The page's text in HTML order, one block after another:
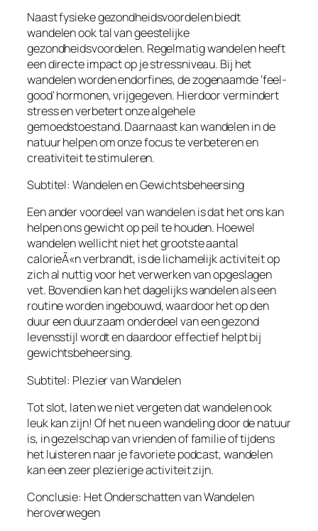
Naast fysieke gezondheidsvoordelen biedt
wandelen ook tal van geestelijke
gezondheidsvoordelen. Regelmatig wandelen heeft
een directe impact op je stressniveau. Bij het
wandelen worden endorfines, de zogenaamde ‘feel-
good’ hormonen, vrijgegeven. Hierdoor vermindert
stress en verbetert onze algehele
gemoedstoestand. Daarnaast kan wandelen in de
natuur helpen om onze focus te verbeteren en
creativiteit te stimuleren.
Subtitel: Wandelen en Gewichtsbeheersing
Een ander voordeel van wandelen is dat het ons kan
helpen ons gewicht op peil te houden. Hoewel
wandelen wellicht niet het grootste aantal
calorieÃ«n verbrandt, is de lichamelijk activiteit op
zich al nuttig voor het verwerken van opgeslagen
vet. Bovendien kan het dagelijks wandelen als een
routine worden ingebouwd, waardoor het op den
duur een duurzaam onderdeel van een gezond
levensstijl wordt en daardoor effectief helpt bij
gewichtsbeheersing.
Subtitel: Plezier van Wandelen
Tot slot, laten we niet vergeten dat wandelen ook
leuk kan zijn! Of het nu een wandeling door de natuur
is, in gezelschap van vrienden of familie of tijdens
het luisteren naar je favoriete podcast, wandelen
kan een zeer plezierige activiteit zijn.
Conclusie: Het Onderschatten van Wandelen
heroverwegen